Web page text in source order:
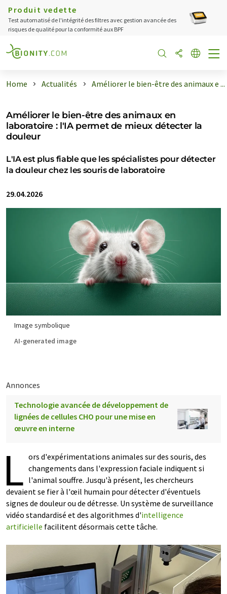
Produit vedette
Test automatisé de l'intégrité des filtres avec gestion avancée des
risques de qualité pour la conformité aux BPF
Home Actualités Améliorer le bien-être des animaux e ...
Améliorer le bien-être des animaux en
laboratoire : l'IA permet de mieux détecter la
douleur
L'IA est plus fiable que les spécialistes pour détecter
la douleur chez les souris de laboratoire
29.04.2026
Image symbolique
AI-generated image
Annonces
Technologie avancée de développement de
lignées de cellules CHO pour une mise en
œuvre en interne
L ors d'expérimentations animales sur des souris, des
changements dans l'expression faciale indiquent si
l'animal souffre. Jusqu'à présent, les chercheurs
devaient se fier à l'œil humain pour détecter d'éventuels
signes de douleur ou de détresse. Un système de surveillance
vidéo standardisé et des algorithmes d'intelligence
artificielle facilitent désormais cette tâche.